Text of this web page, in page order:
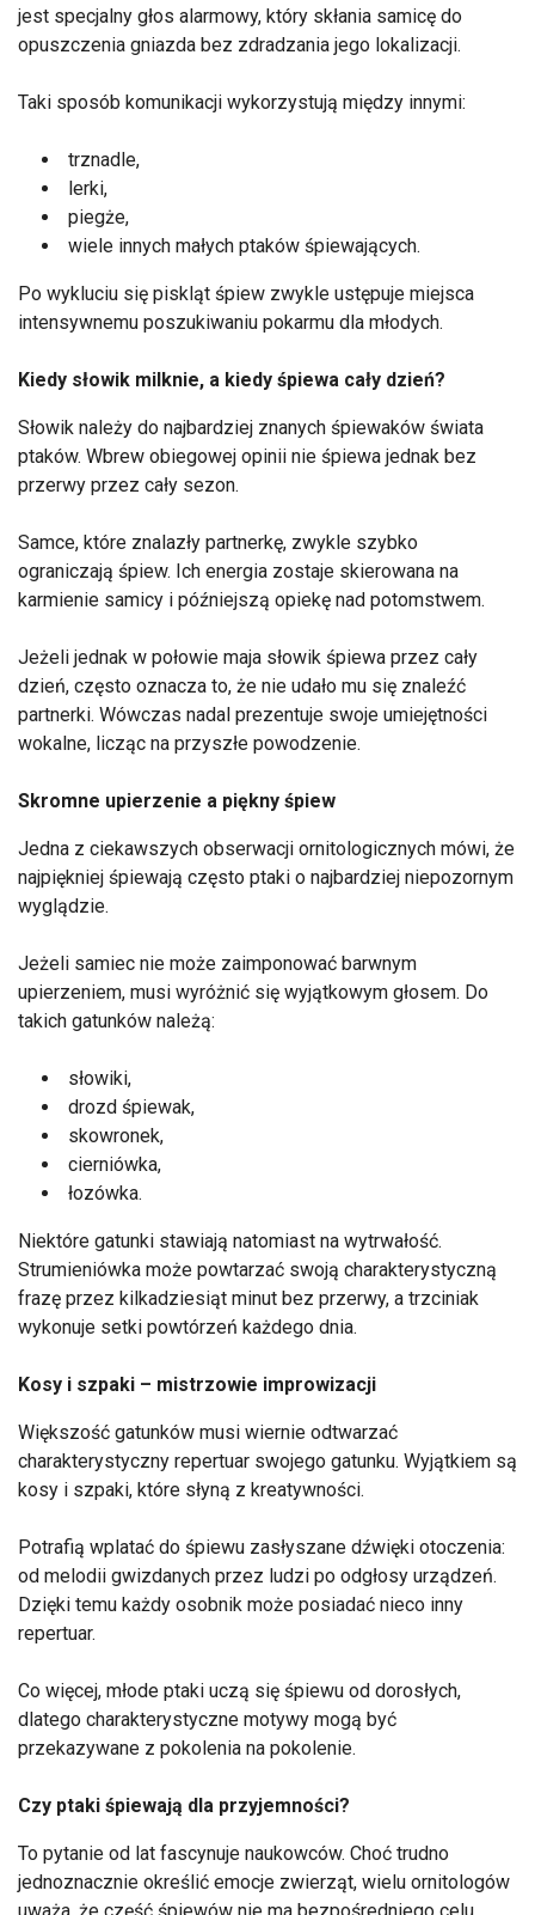
jest specjalny głos alarmowy, który skłania samicę do
opuszczenia gniazda bez zdradzania jego lokalizacji.
Taki sposób komunikacji wykorzystują między innymi:
trznadle,
lerki,
piegże,
wiele innych małych ptaków śpiewających.
Po wykluciu się piskląt śpiew zwykle ustępuje miejsca
intensywnemu poszukiwaniu pokarmu dla młodych.
Kiedy słowik milknie, a kiedy śpiewa cały dzień?
Słowik należy do najbardziej znanych śpiewaków świata
ptaków. Wbrew obiegowej opinii nie śpiewa jednak bez
przerwy przez cały sezon.
Samce, które znalazły partnerkę, zwykle szybko
ograniczają śpiew. Ich energia zostaje skierowana na
karmienie samicy i późniejszą opiekę nad potomstwem.
Jeżeli jednak w połowie maja słowik śpiewa przez cały
dzień, często oznacza to, że nie udało mu się znaleźć
partnerki. Wówczas nadal prezentuje swoje umiejętności
wokalne, licząc na przyszłe powodzenie.
Skromne upierzenie a piękny śpiew
Jedna z ciekawszych obserwacji ornitologicznych mówi, że
najpiękniej śpiewają często ptaki o najbardziej niepozornym
wyglądzie.
Jeżeli samiec nie może zaimponować barwnym
upierzeniem, musi wyróżnić się wyjątkowym głosem. Do
takich gatunków należą:
słowiki,
drozd śpiewak,
skowronek,
cierniówka,
łozówka.
Niektóre gatunki stawiają natomiast na wytrwałość.
Strumieniówka może powtarzać swoją charakterystyczną
frazę przez kilkadziesiąt minut bez przerwy, a trzciniak
wykonuje setki powtórzeń każdego dnia.
Kosy i szpaki – mistrzowie improwizacji
Większość gatunków musi wiernie odtwarzać
charakterystyczny repertuar swojego gatunku. Wyjątkiem są
kosy i szpaki, które słyną z kreatywności.
Potrafią wplatać do śpiewu zasłyszane dźwięki otoczenia:
od melodii gwizdanych przez ludzi po odgłosy urządzeń.
Dzięki temu każdy osobnik może posiadać nieco inny
repertuar.
Co więcej, młode ptaki uczą się śpiewu od dorosłych,
dlatego charakterystyczne motywy mogą być
przekazywane z pokolenia na pokolenie.
Czy ptaki śpiewają dla przyjemności?
To pytanie od lat fascynuje naukowców. Choć trudno
jednoznacznie określić emocje zwierząt, wielu ornitologów